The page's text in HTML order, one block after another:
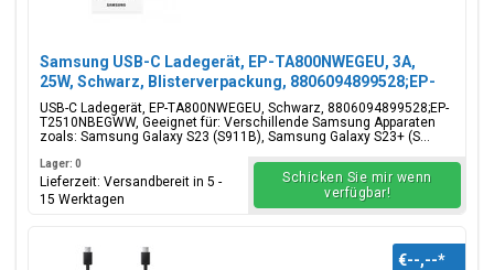
Samsung USB-C Ladegerät, EP-TA800NWEGEU, 3A,
25W, Schwarz, Blisterverpackung, 8806094899528;EP-
T2510NBEGWW
USB-C Ladegerät, EP-TA800NWEGEU, Schwarz, 8806094899528;EP-
T2510NBEGWW, Geeignet für: Verschillende Samsung Apparaten
zoals: Samsung Galaxy S23 (S911B), Samsung Galaxy S23+ (S...
Lager: 0
Lieferzeit: Versandbereit in 5 -
15 Werktagen
Schicken Sie mir wenn
verfügbar!
€--,--*